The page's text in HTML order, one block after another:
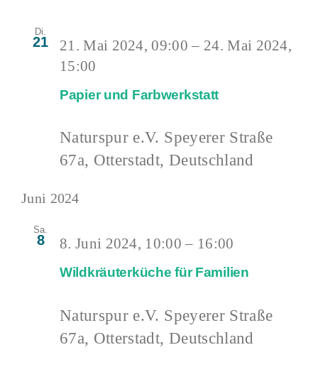
Di.
21
Papier und Farbwerkstatt
21. Mai 2024, 09:00 – 24. Mai 2024,
15:00
Naturspur e.V. Speyerer Straße
67a, Otterstadt, Deutschland
Juni 2024
Sa.
8
Wildkräuterküche für Familien
8. Juni 2024, 10:00 – 16:00
Naturspur e.V. Speyerer Straße
67a, Otterstadt, Deutschland